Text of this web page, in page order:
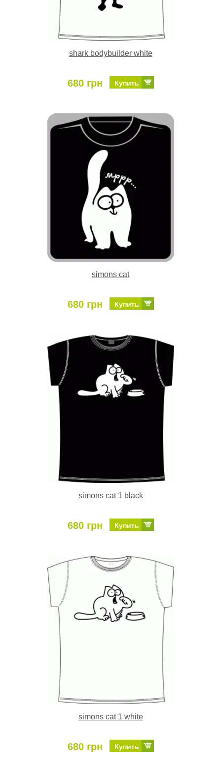
shark bodybuilder white
680 грн Купить
simons cat
680 грн Купить
simons cat 1 black
680 грн Купить
simons cat 1 white
680 грн Купить